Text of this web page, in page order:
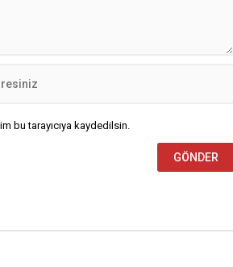
bu tarayıcıya kaydedilsin.